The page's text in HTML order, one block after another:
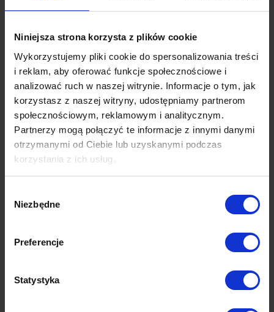
Niniejsza strona korzysta z plików cookie
Wykorzystujemy pliki cookie do spersonalizowania treści
i reklam, aby oferować funkcje społecznościowe i
analizować ruch w naszej witrynie. Informacje o tym, jak
korzystasz z naszej witryny, udostępniamy partnerom
społecznościowym, reklamowym i analitycznym.
Partnerzy mogą połączyć te informacje z innymi danymi
otrzymanymi od Ciebie lub uzyskanymi podczas
korzystania z ich usług.
zgody
Niezbędne
Preferencje
Statystyka
Luis 80
Darmowa próbka
Luis 85
Darmowa próbka
Luis 97